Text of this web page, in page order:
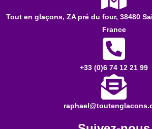
Tout en glaçons, ZA pré du four, 38480
France​
+33 (0)6 74 12 21 99